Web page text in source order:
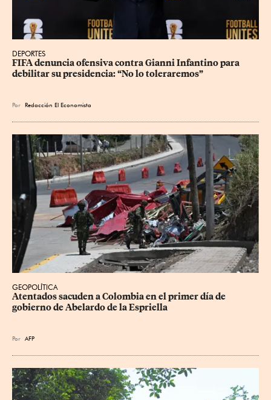
DEPORTES
FIFA denuncia ofensiva contra Gianni Infantino para
debilitar su presidencia: “No lo toleraremos”
Por Redacción El Economista
GEOPOLÍTICA
Atentados sacuden a Colombia en el primer día de
gobierno de Abelardo de la Espriella
Por AFP